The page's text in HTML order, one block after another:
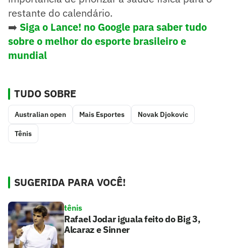
restante do calendário.
➡️ Siga o Lance! no Google para saber tudo
sobre o melhor do esporte brasileiro e
mundial
TUDO SOBRE
Australian open Mais Esportes Novak Djokovic
Tênis
SUGERIDA PARA VOCÊ!
tênis
Rafael Jodar iguala feito do Big 3,
Alcaraz e Sinner